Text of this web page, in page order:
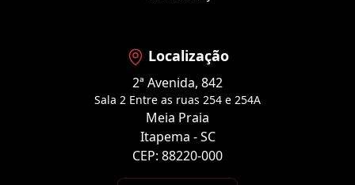
Localização
2ª Avenida, 842
Sala 2 Entre as ruas 254 e 254A
Meia Praia
Itapema - SC
CEP: 88220-000